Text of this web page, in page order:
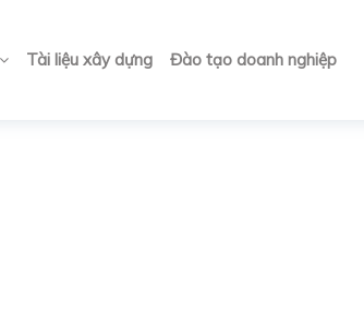
Tài liệu xây dựng Đào tạo doanh nghiệp